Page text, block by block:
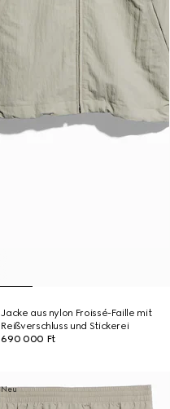
Jacke aus nylon Froissé-Faille mit
Reißverschluss und Stickerei
690 000 Ft
Neu